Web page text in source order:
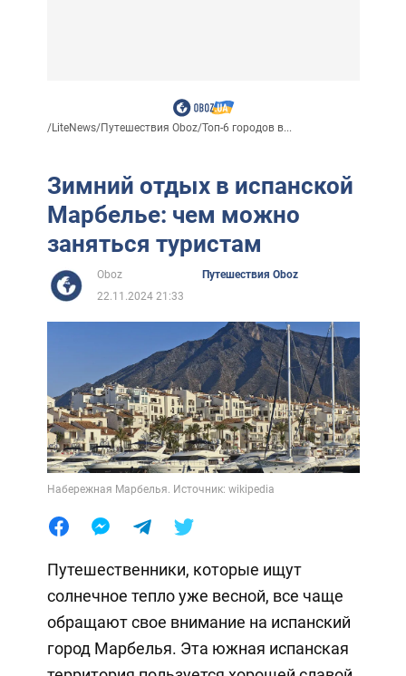
/LiteNews/Путешествия Oboz/Топ-6 городов в...
Зимний отдых в испанской
Марбелье: чем можно
заняться туристам
Oboz
Путешествия Oboz
22.11.2024 21:33
Набережная Марбелья. Источник: wikipedia
Путешественники, которые ищут
солнечное тепло уже весной, все чаще
обращают свое внимание на испанский
город Марбелья. Эта южная испанская